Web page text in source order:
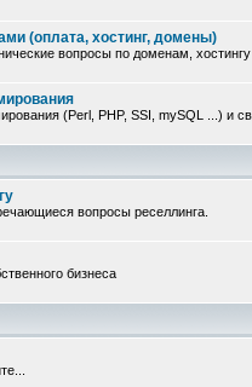
(оплата, хостинг, домены)
вопросы по доменам,
(Perl, PHP, SSI, mySQL ...) и
вопросы реселлинга.
бизнеса